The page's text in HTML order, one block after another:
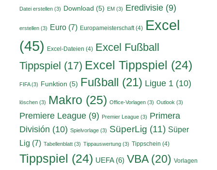
Datei erstellen (3) Download (5) EM (3) Eredivisie (9)
erstellen (3) Euro (7) Europameisterschaft(4) Excel
(45)
Excel-Dateien (4) Excel Fußball
Tippspiel (17) Excel Tippspiel (24)
FIFA(3) Funktion (5) Fußball (21) Ligue 1 (10)
löschen (3) Makro (25) Office-Vorlagen (3) Outlook (3)
Premiere League (9) Premier League (3) Primera
División (10) Spielvorlage (3) SüperLig (11) Süper
Lig (7) Tabellenblatt (3) Tippauswertung (3) Tippschein (4)
Tippspiel (24) UEFA(6) VBA(20) Vorlagen